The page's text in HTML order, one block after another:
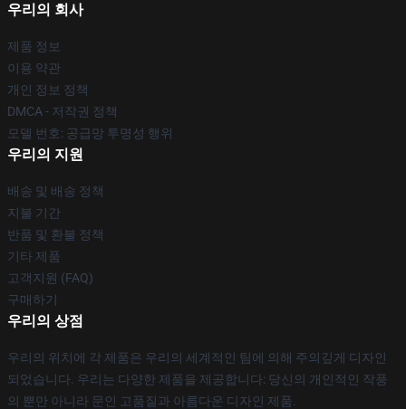
우리의 회사
제품 정보
이용 약관
개인 정보 정책
DMCA - 저작권 정책
모델 번호: 공급망 투명성 행위
우리의 지원
배송 및 배송 정책
지불 기간
반품 및 환불 정책
기타 제품
고객지원 (FAQ)
구매하기
우리의 상점
우리의 위치에 각 제품은 우리의 세계적인 팀에 의해 주의깊게 디자인
되었습니다. 우리는 다양한 제품을 제공합니다: 당신의 개인적인 작풍
의 뿐만 아니라 문인 고품질과 아름다운 디자인 제품.